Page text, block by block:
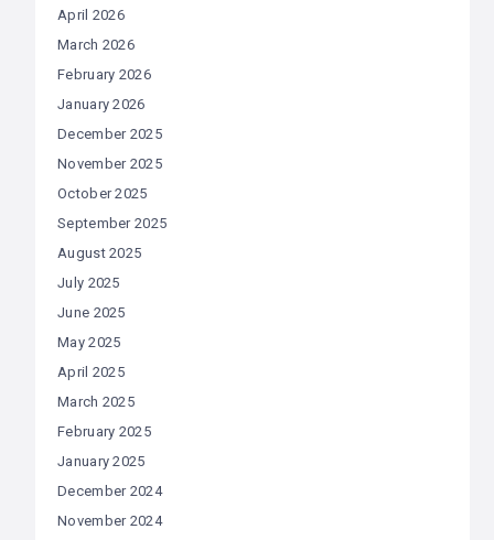
April 2026
March 2026
February 2026
January 2026
December 2025
November 2025
October 2025
September 2025
August 2025
July 2025
June 2025
May 2025
April 2025
March 2025
February 2025
January 2025
December 2024
November 2024